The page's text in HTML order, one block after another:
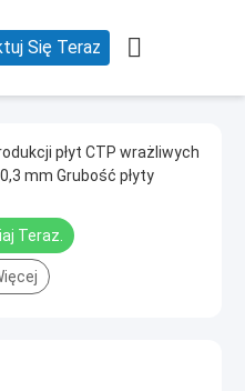
Się Teraz 
płyt CTP wrażliwych
mm Grubość płyty
Teraz.